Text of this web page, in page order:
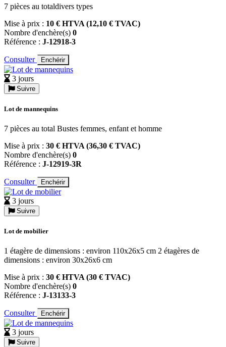
7 pièces au totaldivers types
Mise à prix : 10 € HTVA (12,10 € TVAC)
Nombre d'enchère(s) 0
Référence : J-12918-3
Consulter Enchérir
3 jours
Suivre
Lot de mannequins
7 pièces au total Bustes femmes, enfant et homme
Mise à prix : 30 € HTVA (36,30 € TVAC)
Nombre d'enchère(s) 0
Référence : J-12919-3R
Consulter Enchérir
3 jours
Suivre
Lot de mobilier
1 étagère de dimensions : environ 110x26x5 cm 2 étagères de
dimensions : environ 30x26x6 cm
Mise à prix : 30 € HTVA (30 € TVAC)
Nombre d'enchère(s) 0
Référence : J-13133-3
Consulter Enchérir
3 jours
Suivre